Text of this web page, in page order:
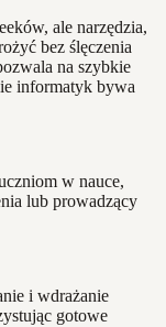
ale narzędzia,
bez ślęczenia
na szybkie
informatyk bywa
w nauce,
lub prowadzący
i wdrażanie
gotowe